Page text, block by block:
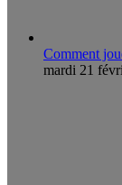
Comment
mardi 21